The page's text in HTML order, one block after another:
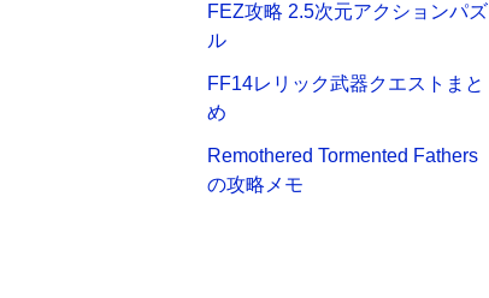
FEZ攻略 2.5次元アクションパズ
ル
FF14レリック武器クエストまと
め
Remothered Tormented Fathers
の攻略メモ